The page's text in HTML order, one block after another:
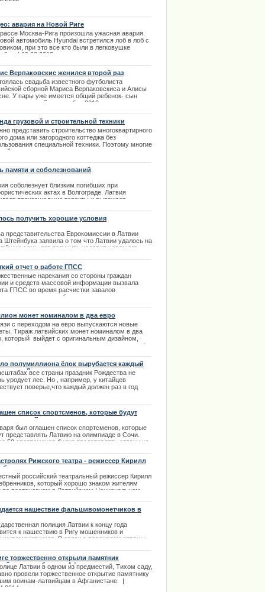
авария на Новой Риге
Москва-Рига произошла ужасная авария.
автомобиль Hyundai встретился лоб в лоб с
при это все кто были в легковушке
| 19.08.2013
Верпаковскис женился второй раз
свадьба известного футболиста
сборной Мариса Верпаковскиса и Алисы
У пары уже имеется общий ребенок- сын
родившийся в ноябре 2012 года.
грузовой и строительной техники
представить строительство многоквартирного
дома или загородного коттеджа без
специальной техники. Поэтому многие
даже не сомневаются в том, что нужно
памяти и соболезнований
соболезнует близким погибших при
актах в Волгограде. Латвия
произошедшие теракты и выражает
иностранных дел Латвии.
получить хорошие условия
представительства Еврокомиссии в Латвии
Штейнбука заявила о том что Латвии удалось на
семь лет получить условия хорошего
отчет о работе ГПСС
нарекания со стороны граждан
и средств массовой информации вызвала
ГПСС во время расчистки завалов
после обрушения кровля торгового
о ходе спасательных работ в Золитуде. |
монет номиналом в два евро
с переходом на евро выпускаются новые
Тираж латвийских монет номиналом в два
который выйдет с оригинальным дизайном,
увеличить до миллиона экземпляров. |
полумиллиона ёлок вырубается каждый
лесах Латвиивсе страны праздник Рождества не
уродует лес. Но , например, у китайцев
поверье,что каждый должен раз в год
список спортсменов, которые будут
Латвию на олимпиаде
был оглашен список спортсменов, которые
представлять Латвию на олимпиаде в Сочи.
50 спортсменов будут представлять страну на
Рижского театра - режиссер Кирилл
российский театральный режиссер Кирилл
который хорошо знаком жителям
по постановкам в Латвийском Национальном
по поводу отмены гастролей в России
Рижского театра.
нашествие фальшивомонетчиков в
полиция Латвии к концу года
к нашествию в Ригу мошенников и
В связи с переходом страны
в Риге произошел неприятный инцидент.
торжественно открыли памятник
погибшим в Афганистане
Латвии в одном из предместий, Тихом саду,
провели торжественное открытие памятнику
воинам-латвийцам в Афганистане. |